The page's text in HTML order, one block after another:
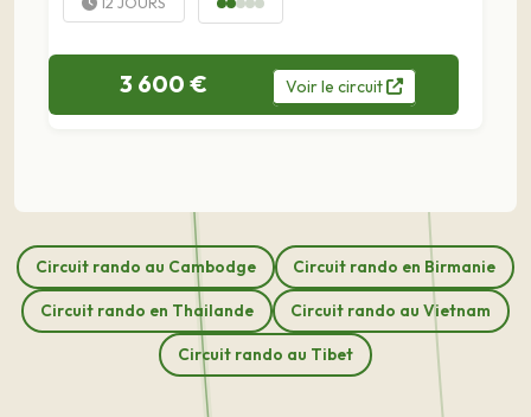
3 600 € Voirle circuit
Circuit rando au Cambodge Circuit rando en Birmanie
Circuit rando en Thailande Circuit rando au Vietnam
Circuit rando au Tibet